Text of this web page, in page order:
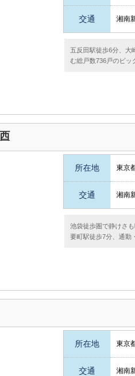
交通 湘南
五反田駅徒歩6分、大
む総戸数736戸のビッ
所在地 東京
交通 湘南
池袋徒歩圏で静けさ
要町駅徒歩7分、通勤
所在地 東京
交通 湘南